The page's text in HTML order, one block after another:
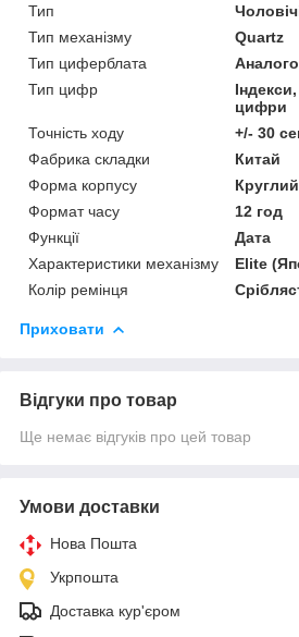
Тип
Тип механізму
Quartz
Тип циферблата
Тип цифр
цифри
Точність ходу
+/- 30
Фабрика складки
Китай
Форма корпусу
Круглий
Формат часу
12 год
Функції
Дата
Характеристики механізму
Elite
Колір ремінця
Приховати
Відгуки про товар
Ще немає відгуків про цей товар
Умови доставки
Нова Пошта
Укрпошта
Доставка кур'єром